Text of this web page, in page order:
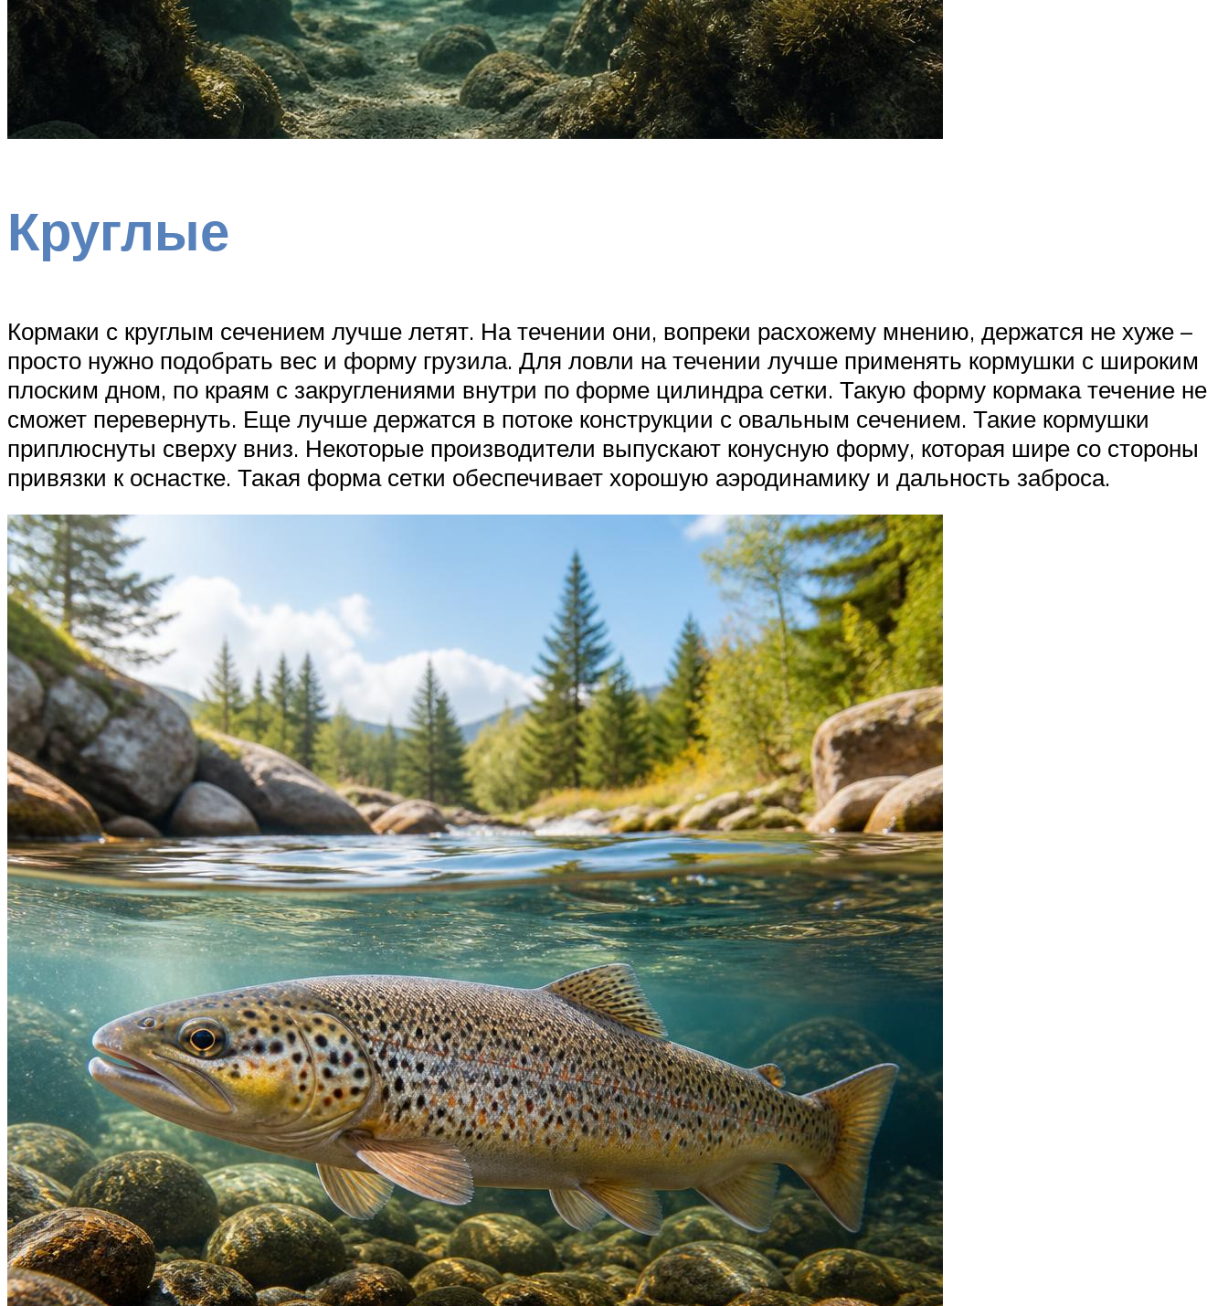
Круглые
Кормаки с круглым сечением лучше летят. На течении они, вопреки расхожему мнению, держатся не хуже –
просто нужно подобрать вес и форму грузила. Для ловли на течении лучше применять кормушки с широким
плоским дном, по краям с закруглениями внутри по форме цилиндра сетки. Такую форму кормака течение не
сможет перевернуть. Еще лучше держатся в потоке конструкции с овальным сечением. Такие кормушки
приплюснуты сверху вниз. Некоторые производители выпускают конусную форму, которая шире со стороны
привязки к оснастке. Такая форма сетки обеспечивает хорошую аэродинамику и дальность заброса.